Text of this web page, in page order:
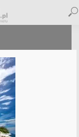
wakacje
1 minut czytania